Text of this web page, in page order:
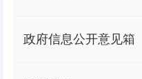
政府信息公开意见箱